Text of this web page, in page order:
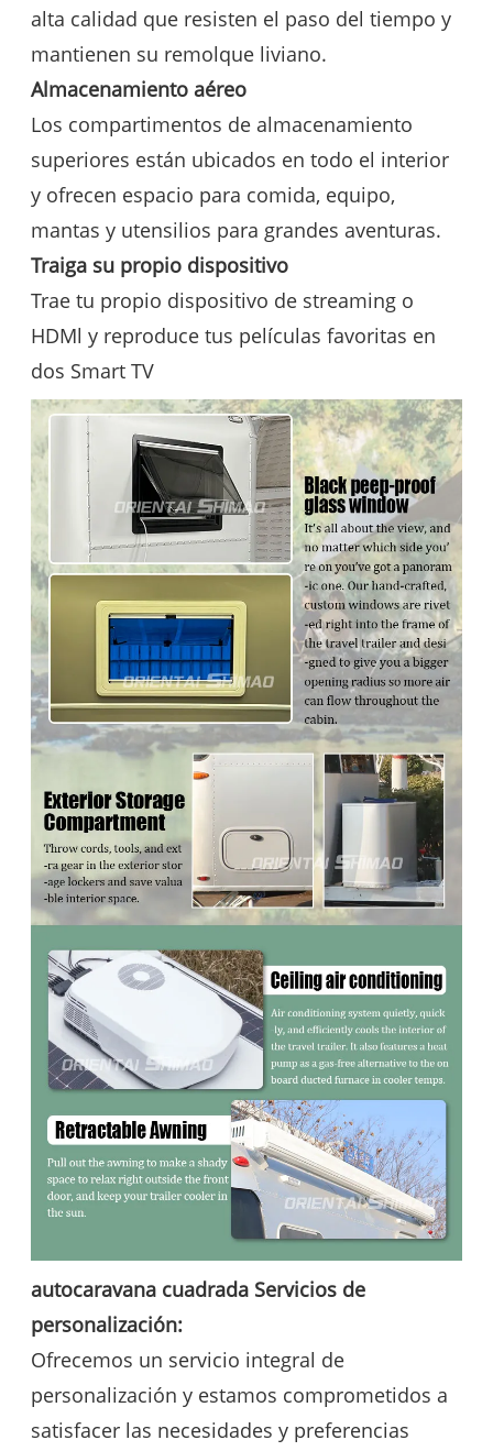
alta calidad que resisten el paso del tiempo y
mantienen su remolque liviano.
Almacenamiento aéreo
Los compartimentos de almacenamiento
superiores están ubicados en todo el interior
y ofrecen espacio para comida, equipo,
mantas y utensilios para grandes aventuras.
Traiga su propio dispositivo
Trae tu propio dispositivo de streaming o
HDMl y reproduce tus películas favoritas en
dos Smart TV
autocaravana cuadrada Servicios de
personalización:
Ofrecemos un servicio integral de
personalización y estamos comprometidos a
satisfacer las necesidades y preferencias